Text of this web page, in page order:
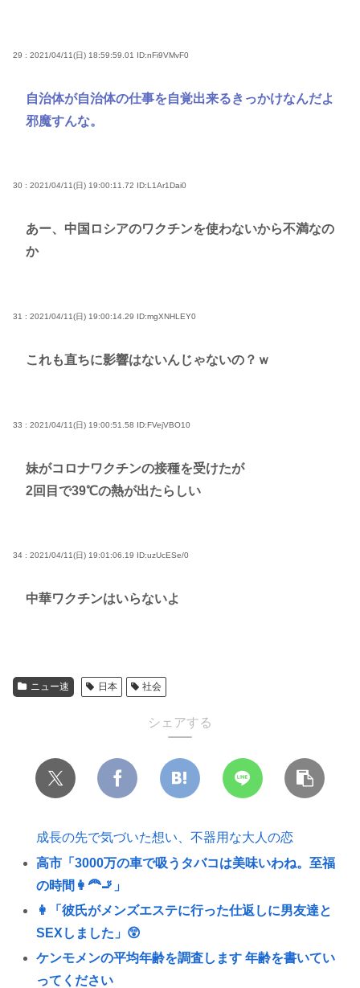
29 : 2021/04/11(日) 18:59:59.01 ID:nFi9VMvF0
自治体が自治体の仕事を自覚出来るきっかけなんだよ
邪魔すんな。
30 : 2021/04/11(日) 19:00:11.72 ID:L1Ar1Dai0
あー、中国ロシアのワクチンを使わないから不満なの
か
31 : 2021/04/11(日) 19:00:14.29 ID:mgXNHLEY0
これも直ちに影響はないんじゃないの？ｗ
33 : 2021/04/11(日) 19:00:51.58 ID:FVejVBO10
妹がコロナワクチンの接種を受けたが
2回目で39℃の熱が出たらしい
34 : 2021/04/11(日) 19:01:06.19 ID:uzUcESe/0
中華ワクチンはいらないよ
ニュー速 日本 社会
シェアする
成長の先で気づいた想い、不器用な大人の恋
高市「3000万の車で吸うタバコは美味いわね。至福
の時間👩‍🦰🚬」
👩「彼氏がメンズエステに行った仕返しに男友達と
SEXしました」😲
ケンモメンの平均年齢を調査します 年齢を書いてい
ってください